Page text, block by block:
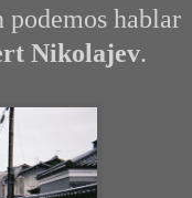
podemos hablar
Nikolajev.